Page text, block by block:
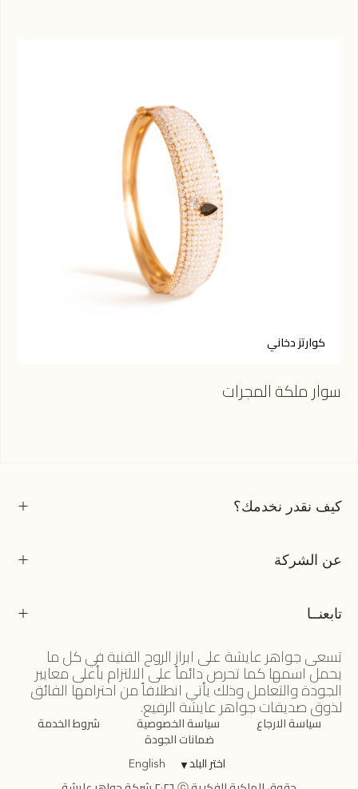
كوارتز دخاني
سوار ملكة المجرات
كيف نقدر نخدمك؟
عن الشركة
تابعنــا
تسعى جواهر عايشة على ابراز الروح الفنية في كل ما
يحمل اسمها كما تحرص دائماً على الالتزام بأعلى معايير
الجودة والتعامل وذلك يأتي انطلاقاً من احترامها الفائق
لذوق صديقات جواهر عايشة الرفيع.
سياسة الارجاع سياسة الخصوصية شروط الخدمة
ضمانات الجودة
اختر البلد▼
English